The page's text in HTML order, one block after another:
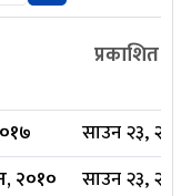
प्रकाशित
साउन २३,
२०१० साउन २३,